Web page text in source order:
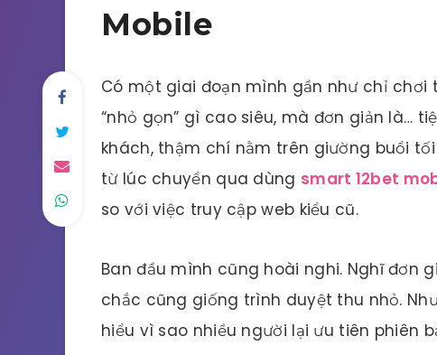
Mobile
Có một giai đoạn mình gần như chỉ chơi
“nhỏ gọn” gì cao siêu, mà đơn giản là…
khách, thậm chí nằm trên giường buổi
từ lúc chuyển qua dùng smart 12bet
so với việc truy cập web kiểu cũ.
Ban đầu mình cũng hoài nghi. Nghĩ đơn
chắc cũng giống trình duyệt thu nhỏ.
hiểu vì sao nhiều người lại ưu tiên phiên